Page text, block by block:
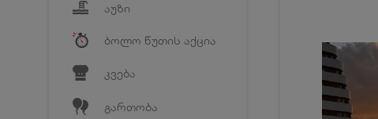
აუზი
ბოლო წუთის აქცია
კვება
გართობა